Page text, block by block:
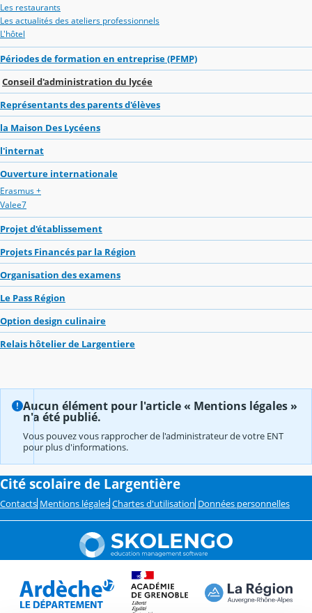
Les restaurants
Les actualités des ateliers professionnels
L'hôtel
Périodes de formation en entreprise (PFMP)
Conseil d'administration du lycée
Représentants des parents d'élèves
la Maison Des Lycéens
l'internat
Ouverture internationale
Erasmus +
Valee7
Projet d'établissement
Projets Financés par la Région
Organisation des examens
Le Pass Région
Option design culinaire
Relais hôtelier de Largentiere
Aucun élément pour l'article « Mentions légales »
n'a été publié.
Vous pouvez vous rapprocher de l'administrateur de votre ENT
pour plus d'informations.
Cité scolaire de Largentière
Contacts Mentions légales Chartes d'utilisation Données personnelles